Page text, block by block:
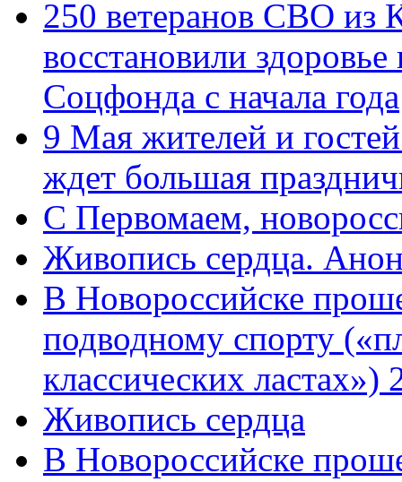
250 ветеранов СВО из
восстановили
Соцфонда с начала года
9 Мая жителей и
ждет большая
C Первомаем,
Живопись сердца.
В Новороссийске
подводному спорту
классических
Живопись сердца
В Новороссийске